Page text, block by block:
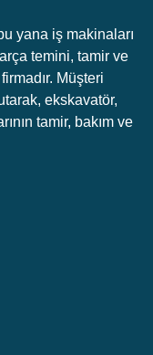
yana iş makinaları
temini, tamir ve
Müşteri
ekskavatör,
tamir, bakım ve